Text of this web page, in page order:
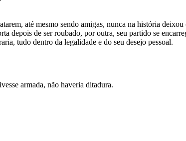
até mesmo sendo amigas, nunca na história
depois de ser roubado, por outra, seu partido se
tudo dentro da legalidade e do seu desejo pessoal.
armada, não haveria ditadura.